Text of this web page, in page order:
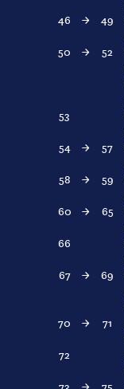
46 → 49
50
→ 52
53
54
→ 57
58
→ 59
60
→ 65
66
67
→ 69
70
→ 71
72
73
→ 75